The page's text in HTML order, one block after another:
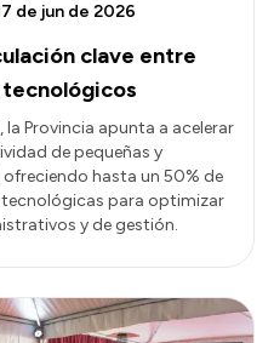
clave entre
tecnológicos
de jun de 2026
Provincia apunta a acelerar
de pequeñas y
ofreciendo hasta un 50% de
para optimizar
y de gestión.